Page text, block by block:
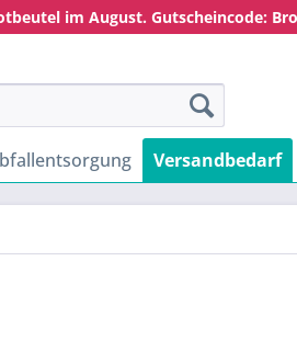
im August. Gutscheincode:
Versandbedarf